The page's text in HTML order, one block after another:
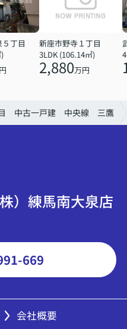
丁目
新座市野寺１丁目
3LDK (106.14㎡)
2,880万円
目 中古一戸建 中央線 三鷹
）練馬南大泉店
669
会社概要